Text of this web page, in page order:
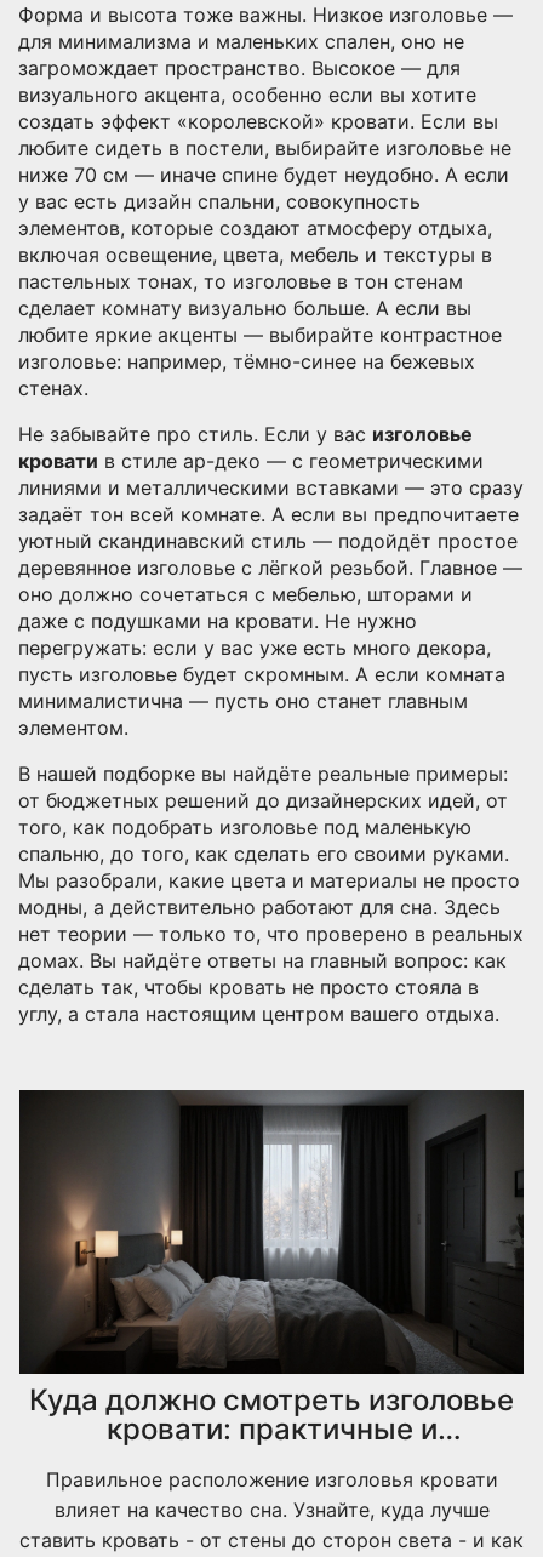
Форма и высота тоже важны. Низкое изголовье —
для минимализма и маленьких спален, оно не
загромождает пространство. Высокое — для
визуального акцента, особенно если вы хотите
создать эффект «королевской» кровати. Если вы
любите сидеть в постели, выбирайте изголовье не
ниже 70 см — иначе спине будет неудобно. А если
у вас есть дизайн спальни, совокупность
элементов, которые создают атмосферу отдыха,
включая освещение, цвета, мебель и текстуры в
пастельных тонах, то изголовье в тон стенам
сделает комнату визуально больше. А если вы
любите яркие акценты — выбирайте контрастное
изголовье: например, тёмно-синее на бежевых
стенах.
Не забывайте про стиль. Если у вас изголовье
кровати в стиле ар-деко — с геометрическими
линиями и металлическими вставками — это сразу
задаёт тон всей комнате. А если вы предпочитаете
уютный скандинавский стиль — подойдёт простое
деревянное изголовье с лёгкой резьбой. Главное —
оно должно сочетаться с мебелью, шторами и
даже с подушками на кровати. Не нужно
перегружать: если у вас уже есть много декора,
пусть изголовье будет скромным. А если комната
минималистична — пусть оно станет главным
элементом.
В нашей подборке вы найдёте реальные примеры:
от бюджетных решений до дизайнерских идей, от
того, как подобрать изголовье под маленькую
спальню, до того, как сделать его своими руками.
Мы разобрали, какие цвета и материалы не просто
модны, а действительно работают для сна. Здесь
нет теории — только то, что проверено в реальных
домах. Вы найдёте ответы на главный вопрос: как
сделать так, чтобы кровать не просто стояла в
углу, а стала настоящим центром вашего отдыха.
Куда должно смотреть изголовье
кровати: практичные и
энергетические правила для
спальни
Правильное расположение изголовья кровати
влияет на качество сна. Узнайте, куда лучше
ставить кровать - от стены до сторон света - и как